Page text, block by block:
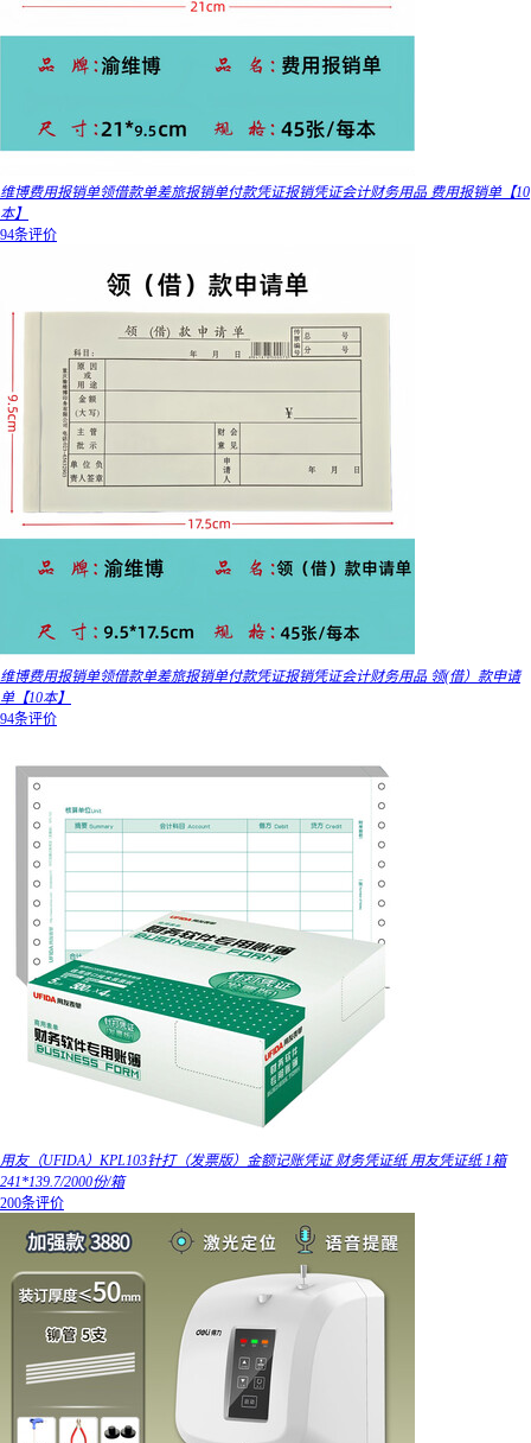
维博费用报销单领借款单差旅报销单付款凭证报销凭证会计财务用品 费用报销单【10
本】
94条评价
维博费用报销单领借款单差旅报销单付款凭证报销凭证会计财务用品 领(借）款申请
单【10本】
94条评价
用友（UFIDA）KPL103针打（发票版）金额记账凭证 财务凭证纸 用友凭证纸 1箱
241*139.7/2000份/箱
200条评价